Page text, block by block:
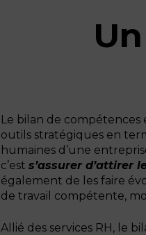
Un
Le bilan de compétences
outils stratégiques en
humaines d’une
c’est s’assurer d’attirer
également de les faire
de travail compétente,
Allié des services RH, le